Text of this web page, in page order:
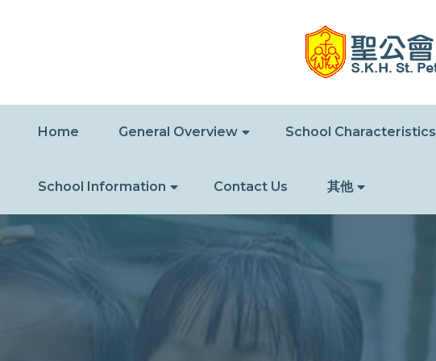
Home General Overview School Characteristics
School Information Contact Us 其他